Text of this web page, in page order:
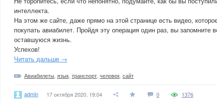
интеллекта.
На этом же сайте, даже прямо на этой странице есть видео,
покупать авиабилет. Пройдя эту операция один раз, вы запомните
оставшуюся жизнь.
Успехов!
Читать дальше →
Авиабилеты язык транспорт человек сайт
admin 17 октября 2020, 19:04 0 1376